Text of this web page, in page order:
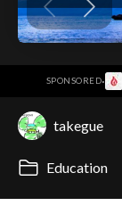
SPONSORED·
takegue
Education